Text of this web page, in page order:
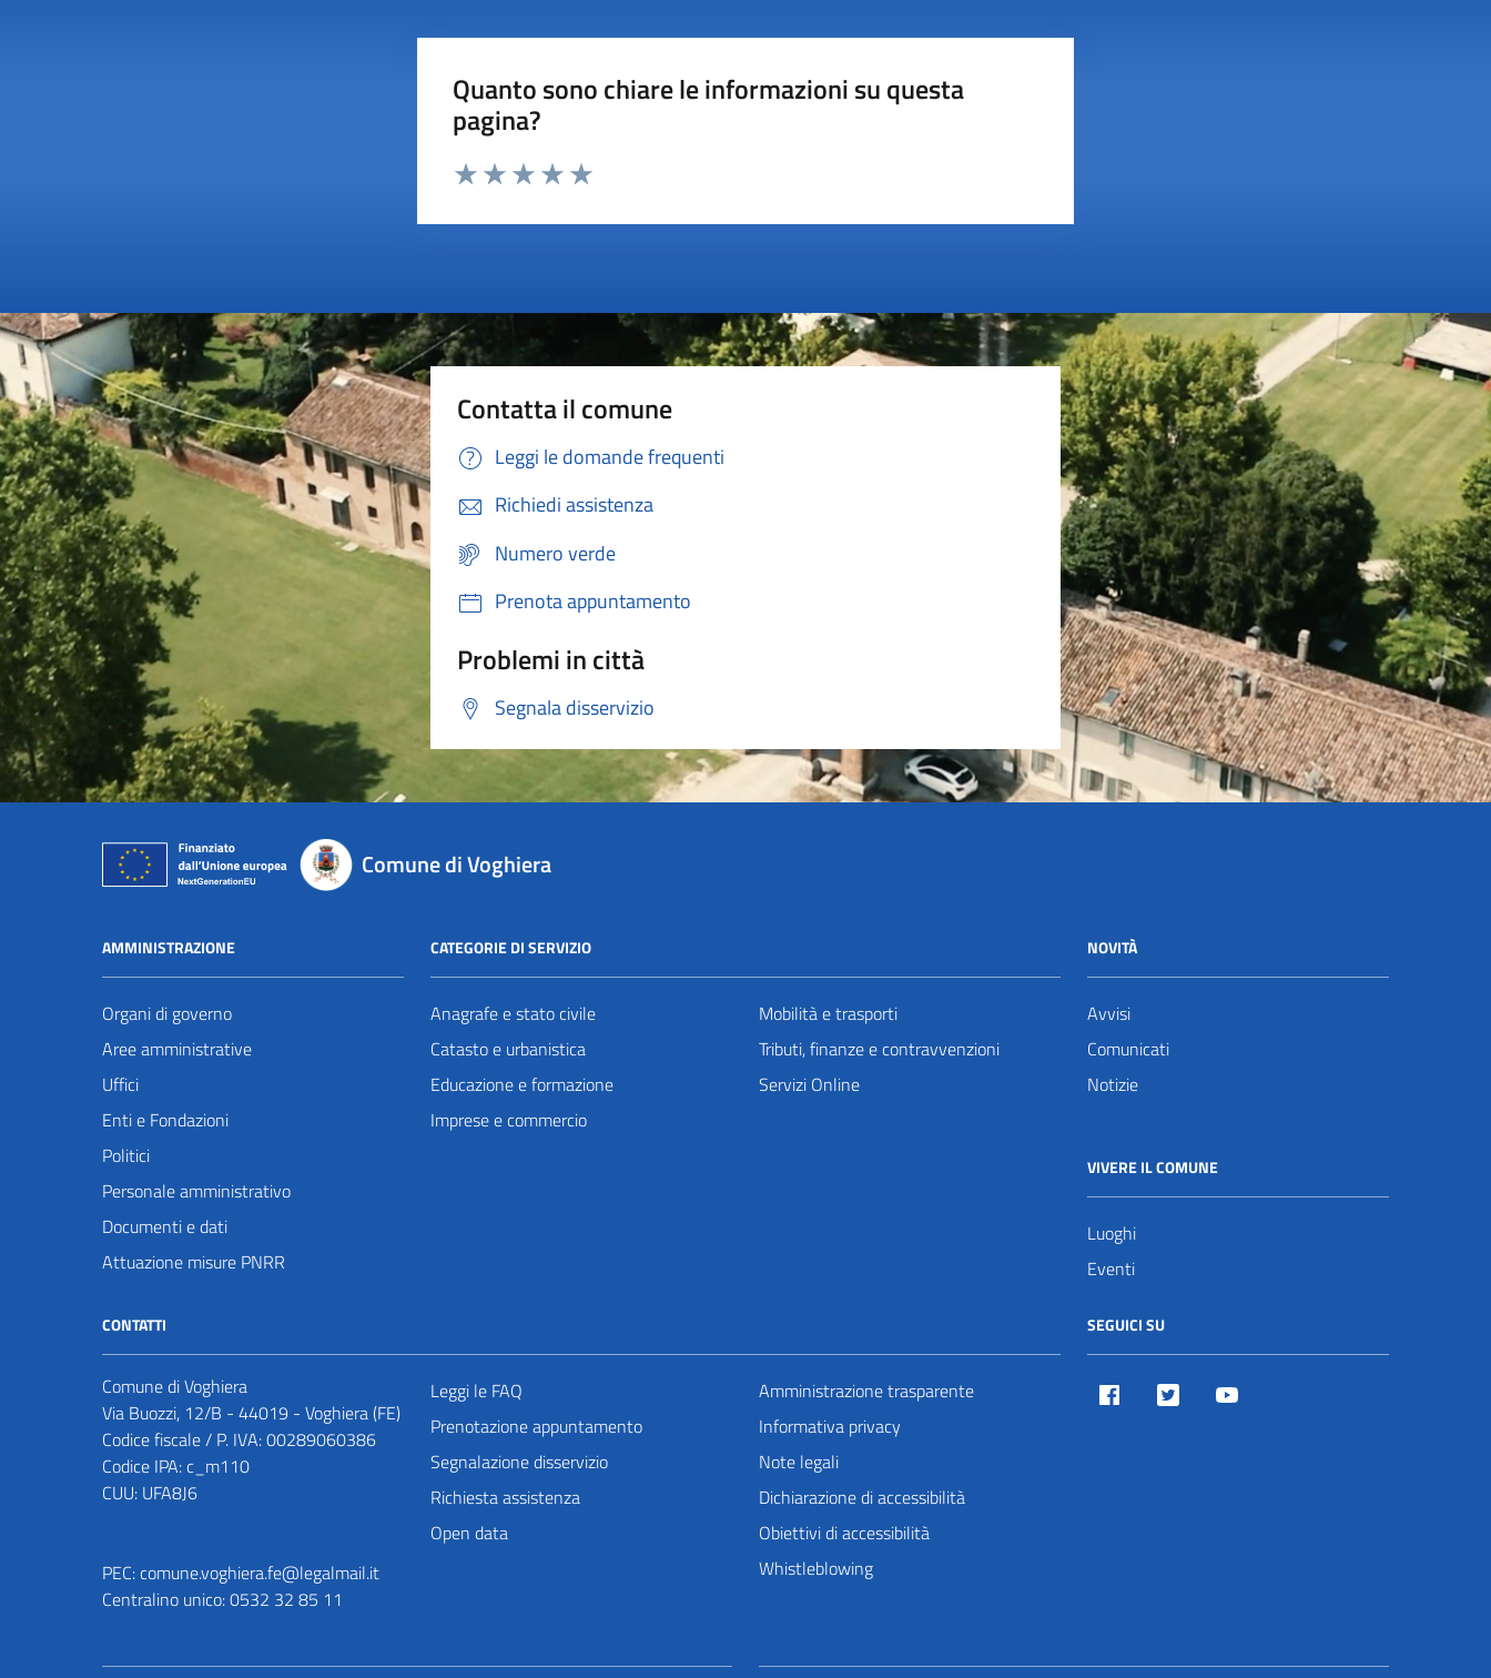
Quanto sono chiare le informazioni su questa
pagina?
Contatta il comune
Leggi le domande frequenti
Richiedi assistenza
Numero verde
Prenota appuntamento
Problemi in città
Segnala disservizio
Comune di Voghiera
AMMINISTRAZIONE
Organi di governo
Aree amministrative
Uffici
Enti e Fondazioni
Politici
Personale amministrativo
Documenti e dati
Attuazione misure PNRR
CATEGORIE DI SERVIZIO
Anagrafe e stato civile
Catasto e urbanistica
Educazione e formazione
Imprese e commercio
Mobilità e trasporti
Tributi, finanze e contravvenzioni
Servizi Online
NOVITÀ
Avvisi
Comunicati
Notizie
VIVERE IL COMUNE
Luoghi
Eventi
CONTATTI
Comune di Voghiera
Via Buozzi, 12/B - 44019 - Voghiera (FE)
Codice fiscale / P. IVA: 00289060386
Codice IPA: c_m110
CUU: UFA8J6
PEC:comune.voghiera.fe@legalmail.it
Centralino unico: 0532 32 85 11
Leggi le FAQ
Prenotazione appuntamento
Segnalazione disservizio
Richiesta assistenza
Open data
Amministrazione trasparente
Informativa privacy
Note legali
Dichiarazione di accessibilità
Obiettivi di accessibilità
Whistleblowing
SEGUICI SU
Facebook Twitter